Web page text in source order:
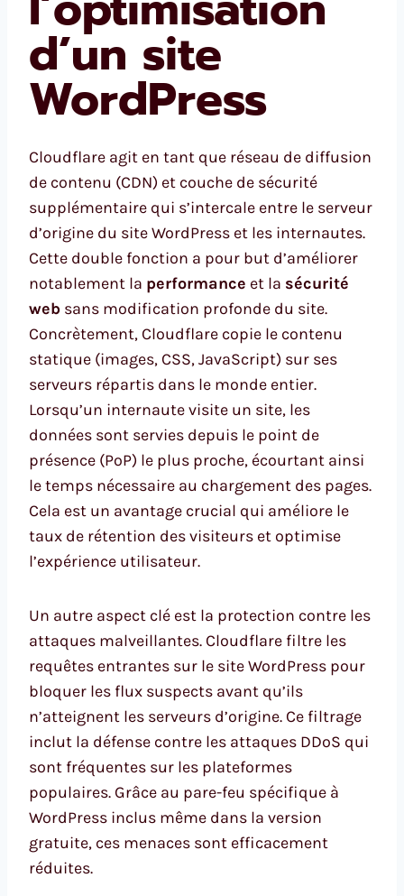
d’un site
WordPress
Cloudflare agit en tant que réseau de diffusion
de contenu (CDN) et couche de sécurité
supplémentaire qui s’intercale entre le serveur
d’origine du site WordPress et les internautes.
Cette double fonction a pour but d’améliorer
notablement la performance et la sécurité
web sans modification profonde du site.
Concrètement, Cloudflare copie le contenu
statique (images, CSS, JavaScript) sur ses
serveurs répartis dans le monde entier.
Lorsqu’un internaute visite un site, les
données sont servies depuis le point de
présence (PoP) le plus proche, écourtant ainsi
le temps nécessaire au chargement des pages.
Cela est un avantage crucial qui améliore le
taux de rétention des visiteurs et optimise
l’expérience utilisateur.
Un autre aspect clé est la protection contre les
attaques malveillantes. Cloudflare filtre les
requêtes entrantes sur le site WordPress pour
bloquer les flux suspects avant qu’ils
n’atteignent les serveurs d’origine. Ce filtrage
inclut la défense contre les attaques DDoS qui
sont fréquentes sur les plateformes
populaires. Grâce au pare-feu spécifique à
WordPress inclus même dans la version
gratuite, ces menaces sont efficacement
réduites.